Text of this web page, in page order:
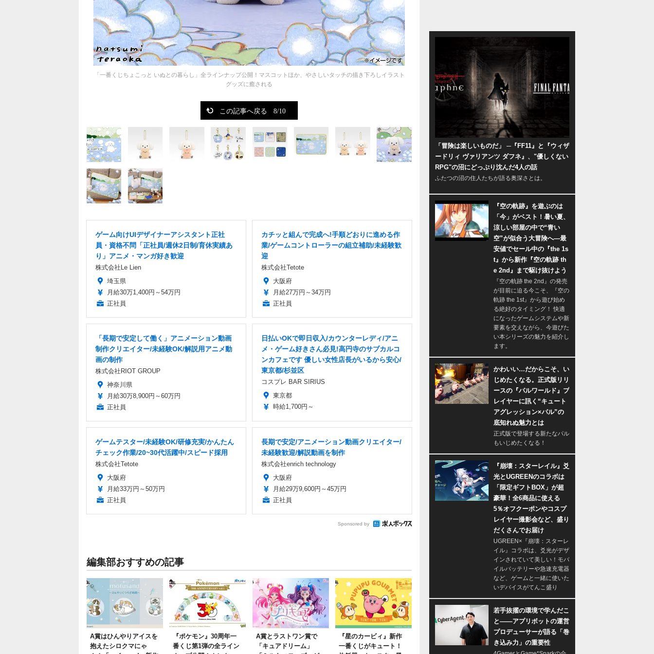
「一番くじちょこっと いぬとの暮らし」全ラインナップ公開！マスコットほか、やさしいタッチの描き下ろしイラスト
グッズに癒される
この記事へ戻る 8/10
ゲーム向けUIデザイナーアシスタント正社
員・資格不問「正社員/週休2日制/育休実績あ
り」アニメ・マンガ好き歓迎
株式会社Le Lien
埼玉県
月給30万1,400円～54万円
正社員
カチッと組んで完成へ!手順どおりに進める作
業/ゲームコントローラーの組立補助/未経験歓
迎
株式会社Tetote
大阪府
月給27万円～34万円
正社員
「長期で安定して働く」アニメーション動画
制作クリエイター/未経験OK/解説用アニメ動
画の制作
株式会社RIOT GROUP
神奈川県
月給30万8,900円～60万円
正社員
日払いOKで即日収入/カウンターレディ/アニ
メ・ゲーム好きさん必見!高円寺のサブカルコ
ンカフェです 優しい女性店長がいるから安心/
東京都/杉並区
コスプレ BAR SIRIUS
東京都
時給1,700円～
ゲームテスター/未経験OK/研修充実/かんたん
チェック作業/20~30代活躍中/スピード採用
株式会社Tetote
大阪府
月給33万円～50万円
正社員
長期で安定/アニメーション動画クリエイター/
未経験歓迎/解説動画を制作
株式会社enrich technology
大阪府
月給29万9,600円～45万円
正社員
Sponsored by
編集部おすすめの記事
A賞はひんやりアイスを
抱えたシロクマにゃ
『ポケモン』30周年一
番くじ第1弾の全ライン
A賞とラストワン賞で
「キュアドリーム」
『星のカービィ』新作
一番くじがキュート！
「冒険は楽しいものだ」 ─『FF11』と『ウィザ
ードリィ ヴァリアンツ ダフネ』、"優しくない
RPG"の沼にどっぷり沈んだ4人の話
ふたつの沼の住人たちが語る奥深さとは。
『空の軌跡』を遊ぶのは
「今」がベスト！暑い夏、
涼しい部屋の中で“青い
空”が似合う大冒険へ―最
安値でセール中の『the 1s
t』から新作『空の軌跡 th
e 2nd』まで駆け抜けよう
『空の軌跡 the 2nd』の発売
が目前に迫る今こそ、『空の
軌跡 the 1st』から遊び始め
る絶好のタイミング！ 快適
になったゲームシステムや新
要素を交えながら、今遊びた
い本シリーズの魅力を紹介し
ます。
かわいい…だからこそ、い
じめたくなる。正式版リリ
ースの『パルワールド』プ
レイヤーに訊く“キュート
アグレッション×パル”の
底知れぬ魅力とは
正式版で登場する新たなパル
もいじめたくなる！
『崩壊：スターレイル』爻
光とUGREENのコラボは
「限定ギフトBOX」が超
豪華！全6商品に使える
5％オフクーポンやコスプ
レイヤー撮影会など、盛り
だくさんでお届け
UGREEN×『崩壊：スターレ
イル』コラボは、爻光がデザ
インされていて美しい！モバ
イルバッテリーや急速充電器
など、ゲームと一緒に使いた
いデバイスがてんこ盛り
若手抜擢の環境で学んだこ
と――アプリボットの運営
プロデューサーが語る「巻
き込み力」の重要性